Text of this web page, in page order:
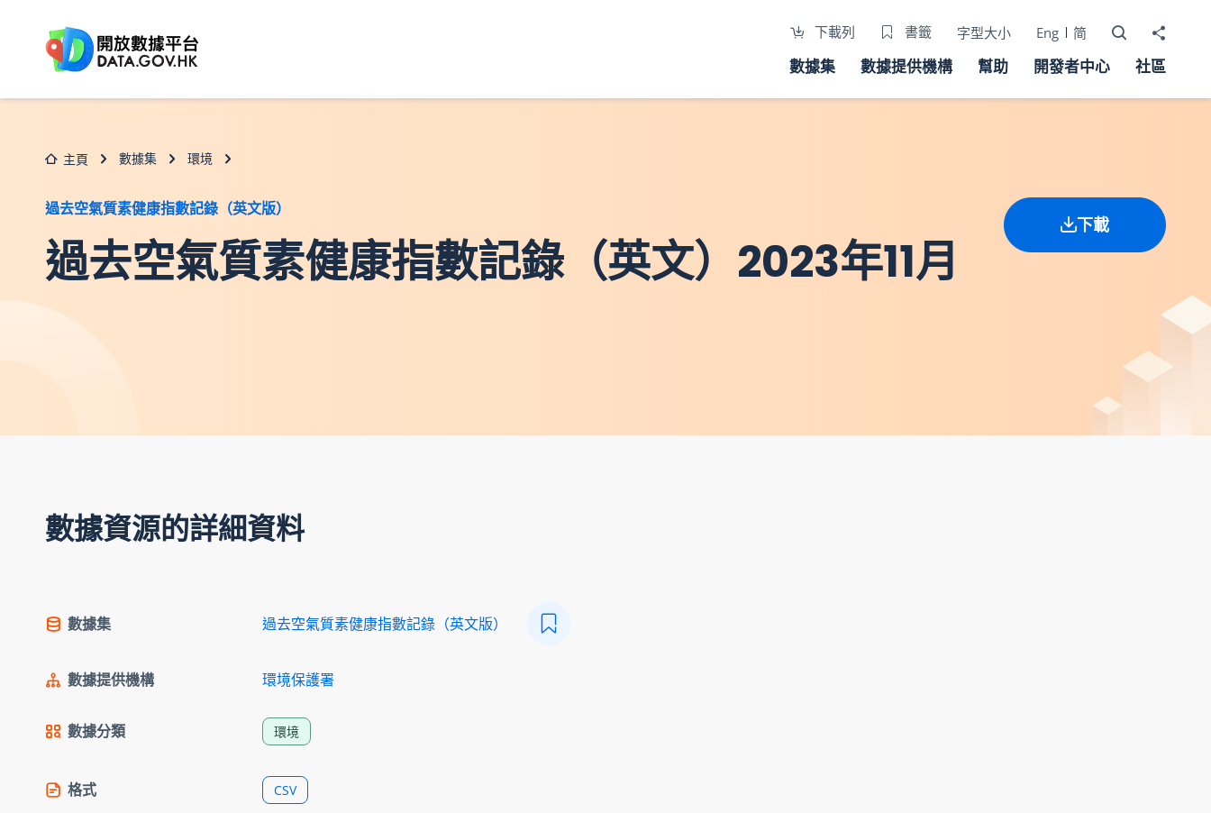
下載列 書籤 字型大小 Eng 简 打開搜尋器
分享至
數據集 數據提供機構 幫助 開發者中心 社區
主頁 數據集 環境
過去空氣質素健康指數記錄（英文版）
過去空氣質素健康指數記錄（英文）2023年11月
下載
數據資源的詳細資料
數據集 過去空氣質素健康指數記錄（英文版）
數據提供機構 環境保護署
數據分類 環境
格式 CSV